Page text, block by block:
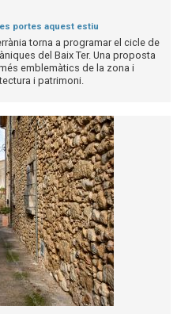
portes aquest estiu
torna a programar el cicle de
del Baix Ter. Una proposta
emblemàtics de la zona i
i patrimoni.